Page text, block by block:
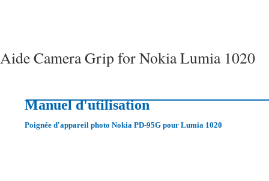
Aide Camera Grip for Nokia Lumia 1020
Manuel d'utilisation
Poignée d'appareil photo Nokia PD-95G pour Lumia 1020